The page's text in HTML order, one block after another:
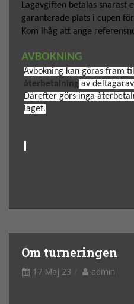
Lagavgiften betalas snarast
garanterade plats i cupen
Kom ihåg att ange
AVBOKNING
Avbokning kan göras fram
återbetalning av
Därefter görs inga
laget.
Om turneringen
17 Maj 23 admin